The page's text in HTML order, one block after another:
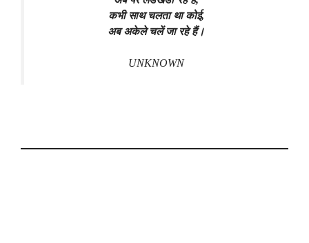
कभी साथ चलता था कोई,
अब अकेले चलें जा रहे हैं।
UNKNOWN